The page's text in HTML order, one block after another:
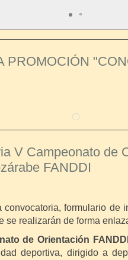
y en 200 espalda.
Pino Servián, en la S 7, un
segundo puestos en 100
libres.
Astorga, en la S15,
PROMOCIÓN
V Campeonato de
FANDDI
convocatoria, formulario de
se realizarán de forma
de Orientación
deportiva, dirigido a